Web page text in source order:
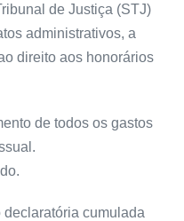
de Justiça (STJ)
administrativos, a
direito aos honorários
de todos os gastos
cumulada